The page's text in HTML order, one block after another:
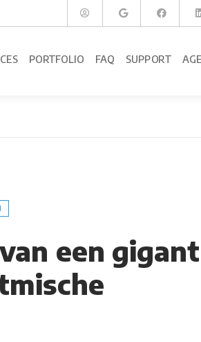
PORTFOLIO FAQ SUPPORT
een